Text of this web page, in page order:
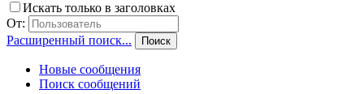
Искать только в заголовках
От:
Расширенный поиск...
Поиск
Новые сообщения
Поиск сообщений